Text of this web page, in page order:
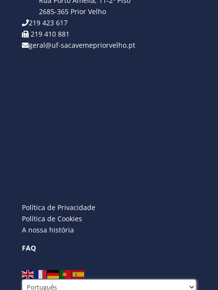
2685-365 Prior Velho
219 423 617
219 410 881
geral@uf-sacavemepriorvelho.pt
Política de Privacidade
Política de Cookies
A nossa história
FAQ